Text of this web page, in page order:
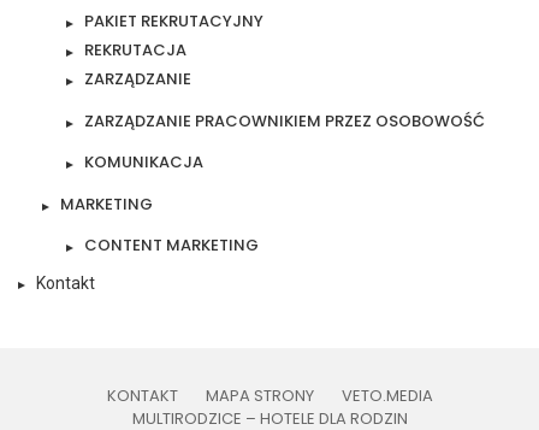
PAKIET REKRUTACYJNY
REKRUTACJA
ZARZĄDZANIE
ZARZĄDZANIE PRACOWNIKIEM PRZEZ OSOBOWOŚĆ
KOMUNIKACJA
MARKETING
CONTENT MARKETING
Kontakt
KONTAKT MAPA STRONY
VETO.MEDIA
MULTIRODZICE – HOTELE DLA RODZIN